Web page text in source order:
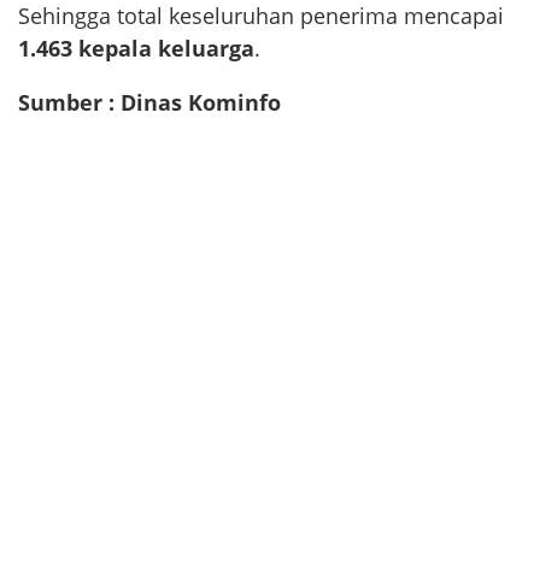
Sehingga total keseluruhan penerima mencapai
1.463 kepala keluarga.
Sumber : Dinas Kominfo